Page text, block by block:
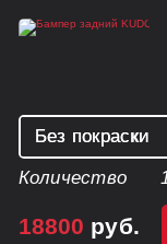
TOYOTA
HAVAL
Без покраски
Без покраски
MZH(Phantom
Количество
18800 руб.